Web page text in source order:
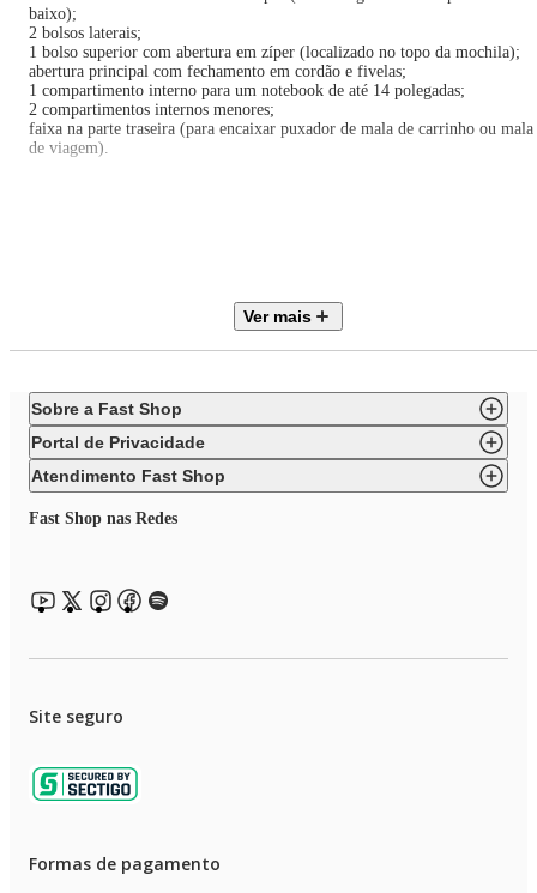
baixo);
2 bolsos laterais;
1 bolso superior com abertura em zíper (localizado no topo da mochila);
abertura principal com fechamento em cordão e fivelas;
1 compartimento interno para um notebook de até 14 polegadas;
2 compartimentos internos menores;
faixa na parte traseira (para encaixar puxador de mala de carrinho ou mala
de viagem).
Detalhes: policloreto de vinila, plástico e borracha.
Limpar com pano levemente umedecido nas áreas sujas.
Teme químicos e abrasivos.
Validade indeterminada.
Ver mais
Sobre a Fast Shop
Portal de Privacidade
Atendimento Fast Shop
Fast Shop nas Redes
Site seguro
Formas de pagamento